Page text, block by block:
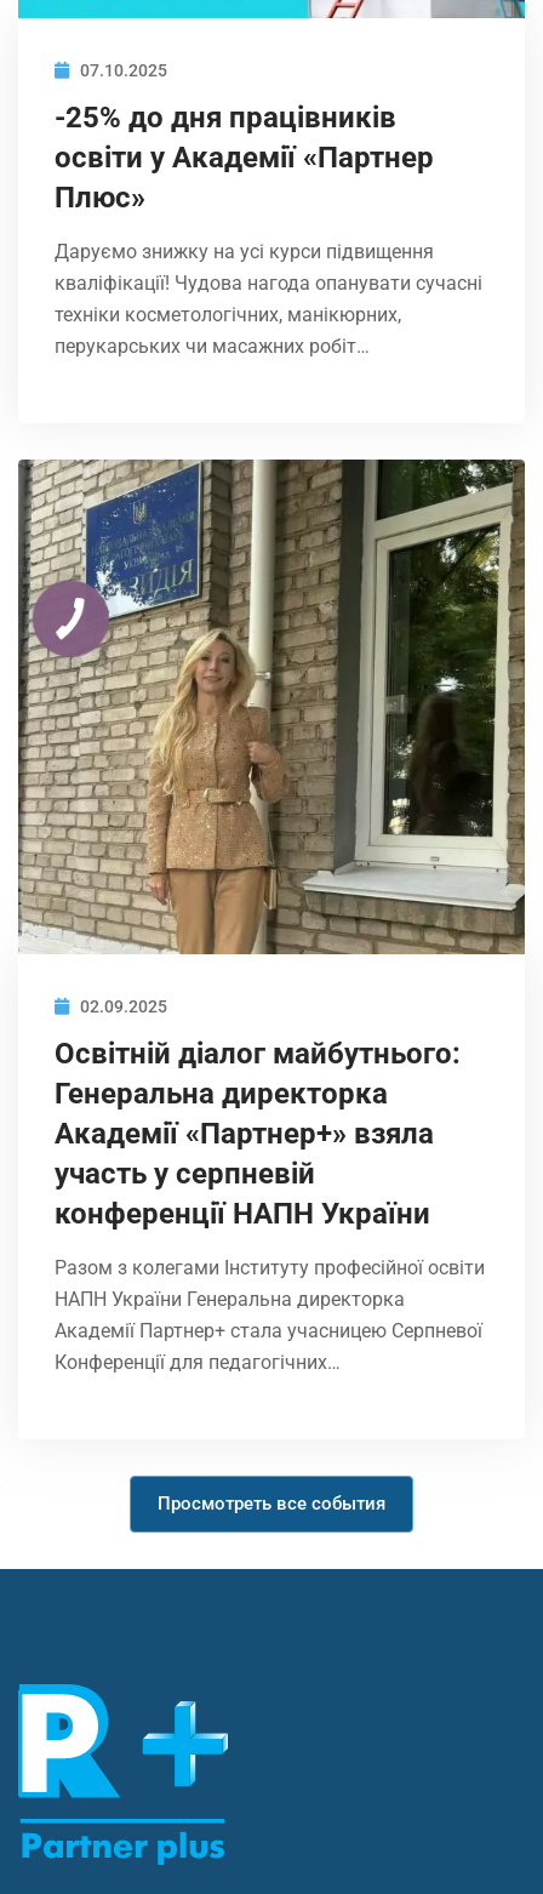
07.10.2025
-25% до дня працівників
освіти у Академії «Партнер
Плюс»
Даруємо знижку на усі курси підвищення
кваліфікації! Чудова нагода опанувати сучасні
техніки косметологічних, манікюрних,
перукарських чи масажних робіт…
02.09.2025
Освітній діалог майбутнього:
Генеральна директорка
Академії «Партнер+» взяла
участь у серпневій
конференції НАПН України
Разом з колегами Інституту професійної освіти
НАПН України Генеральна директорка
Академії Партнер+ стала учасницею Серпневої
Конференції для педагогічних…
Просмотреть все события